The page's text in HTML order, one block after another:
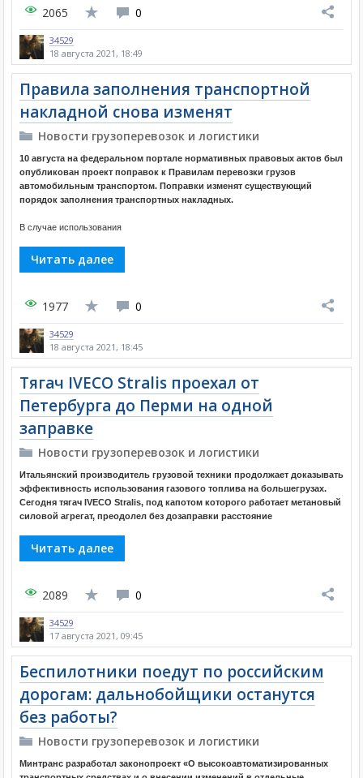
2065 0
34529
18 августа 2021, 18:49
Правила заполнения транспортной
накладной снова изменят
Новости грузоперевозок и логистики
10 августа на федеральном портале нормативных правовых актов был
опубликован проект поправок к Правилам перевозки грузов
автомобильным транспортом. Поправки изменят существующий
порядок заполнения транспортных накладных.
В случае использования
Читать далее
1977 0
34529
18 августа 2021, 18:45
Тягач IVECO Stralis проехал от
Петербурга до Перми на одной
заправке
Новости грузоперевозок и логистики
Итальянский производитель грузовой техники продолжает доказывать
эффективность использования газового топлива на большегрузах.
Сегодня тягач IVECO Stralis, под капотом которого работает метановый
силовой агрегат, преодолел без дозаправки расстояние
Читать далее
2089 0
34529
17 августа 2021, 09:45
Беспилотники поедут по российским
дорогам: дальнобойщики останутся
без работы?
Новости грузоперевозок и логистики
Минтранс разработал законопроект «О высокоавтоматизированных